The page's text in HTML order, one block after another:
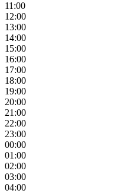
11:00
12:00
13:00
14:00
15:00
16:00
17:00
18:00
19:00
20:00
21:00
22:00
23:00
00:00
01:00
02:00
03:00
04:00